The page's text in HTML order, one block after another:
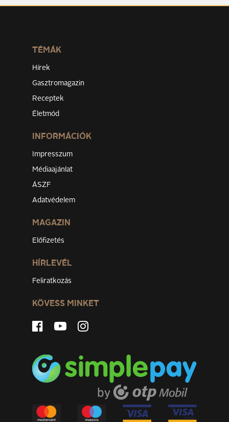
TÉMÁK
Hírek
Gasztromagazin
Receptek
Életmód
INFORMÁCIÓK
Impresszum
Médiaajánlat
ÁSZF
Adatvédelem
MAGAZIN
Előfizetés
HÍRLEVÉL
Feliratkozás
KÖVESS MINKET